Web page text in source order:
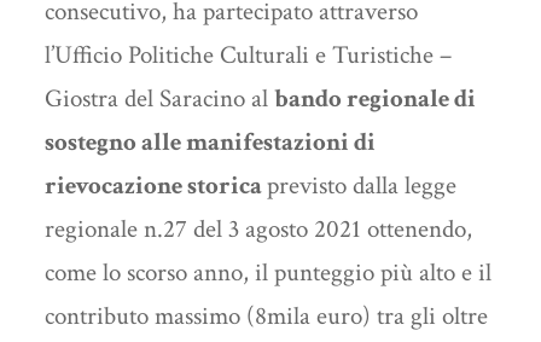
consecutivo, ha partecipato attraverso
l’Ufficio Politiche Culturali e Turistiche –
Giostra del Saracino albando regionale di
sostegno alle manifestazioni di
rievocazione storicaprevisto dalla legge
regionale n.27 del 3 agosto 2021 ottenendo,
come lo scorso anno, il punteggio più alto e il
contributo massimo (8mila euro) tra gli oltre